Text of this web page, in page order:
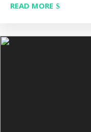
READ MORE